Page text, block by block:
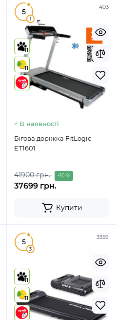
403
5
1
11
11
11
В наявності
Бігова доріжка FitLogic
ET1601
41900 грн. -10 %
37699 грн.
Купити
3359
5
3
11
11
11